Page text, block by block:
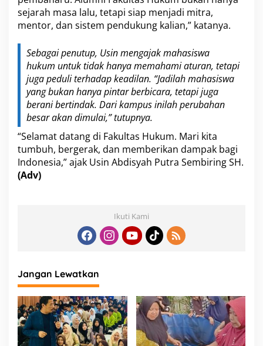
sejarah masa lalu, tetapi siap menjadi mitra,
mentor, dan sistem pendukung kalian,” katanya.
Sebagai penutup, Usin mengajak mahasiswa
hukum untuk tidak hanya memahami aturan, tetapi
juga peduli terhadap keadilan. “Jadilah mahasiswa
yang bukan hanya pintar berbicara, tetapi juga
berani bertindak. Dari kampus inilah perubahan
besar akan dimulai,” tutupnya.
“Selamat datang di Fakultas Hukum. Mari kita
tumbuh, bergerak, dan memberikan dampak bagi
Indonesia,” ajak Usin Abdisyah Putra Sembiring SH.
(Adv)
Ikuti Kami
Jangan Lewatkan